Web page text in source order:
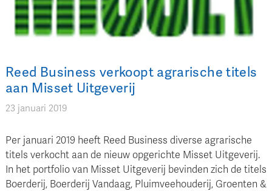
Reed Business verkoopt agrarische titels
aan Misset Uitgeverij
23 januari 2019
Per januari 2019 heeft Reed Business diverse agrarische
titels verkocht aan de nieuw opgerichte Misset Uitgeverij.
In het portfolio van Misset Uitgeverij bevinden zich de titels
Boerderij, Boerderij Vandaag, Pluimveehouderij, Groenten &